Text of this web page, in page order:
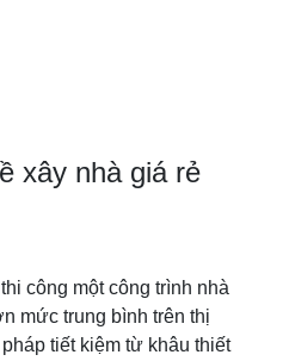
xây nhà giá rẻ
công một công trình nhà
mức trung bình trên thị
tiết kiệm từ khâu thiết